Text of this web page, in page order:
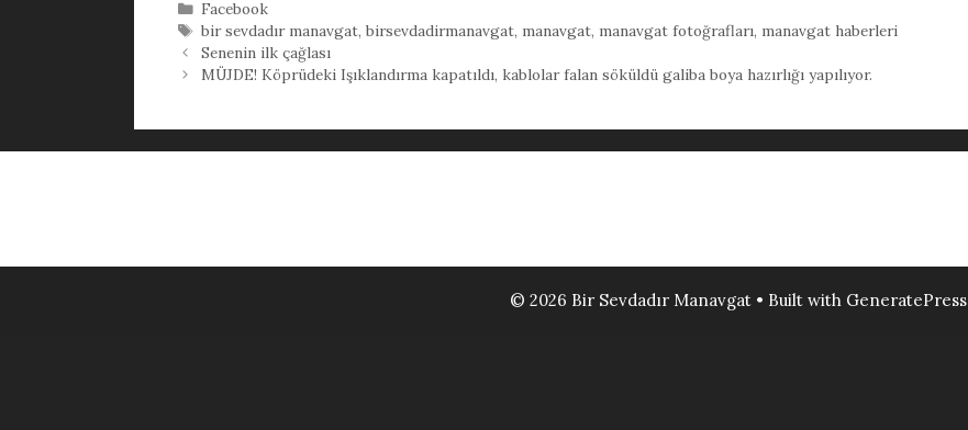
Kategoriler
Facebook
Etiketler
bir sevdadır manavgat,birsevdadirmanavgat, manavgat, manavgat fotoğrafları, manavgat haberleri
Senenin ilk çağlası
MÜJDE! Köprüdeki Işıklandırma kapatıldı, kablolar falan söküldü galiba boya hazırlığı yapılıyor.
© 2026 Bir Sevdadır Manavgat • Built with GeneratePress